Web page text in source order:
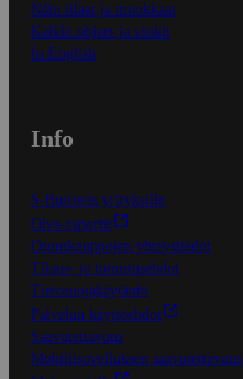
Näin tilaat ja muokkaat
Kaikki ohjeet ja vinkit
In English
Info
S-Business yrityksille
Oiva-raportit
Osuuskauppojen yhteystiedot
Tilaus- ja toimitusehdot
Tietosuojakäytäntö
Palvelun käyttöehdot
Saavutettavuus
Mobiilisovelluksen saavutettavuus